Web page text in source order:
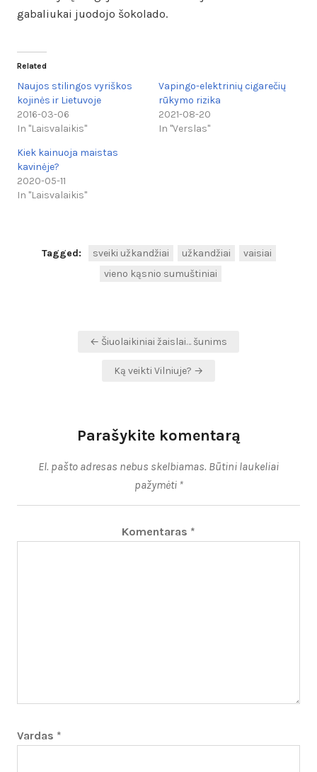
gabaliukai juodojo šokolado.
Related
Naujos stilingos vyriškos
kojinės ir Lietuvoje
2016-03-06
In "Laisvalaikis"
Vapingo-elektrinių cigarečių
rūkymo rizika
2021-08-20
In "Verslas"
Kiek kainuoja maistas
kavinėje?
2020-05-11
In "Laisvalaikis"
Tagged: sveiki užkandžiai užkandžiai
vaisiai
vieno kąsnio sumuštiniai
Navigacija← Šiuolaikiniai žaislai… šunims
Ką veikti Vilniuje? →
Parašykite komentarą
El. pašto adresas nebus skelbiamas. Būtini laukeliai
pažymėti *
Komentaras *
Vardas *